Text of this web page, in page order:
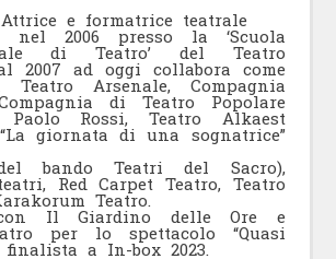
Attrice e formatrice teatrale
nel 2006 presso la ‘Scuola
di Teatro’ del Teatro
2007 ad oggi collabora come
Arsenale, Compagnia
di Teatro Popolare
Rossi, Teatro Alkaest
giornata di una sognatrice”
bando Teatri del Sacro),
Red Carpet Teatro, Teatro
Teatro.
con Il Giardino delle Ore e
per lo spettacolo “Quasi
finalista a In-box 2023.